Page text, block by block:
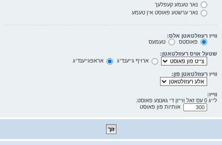
נאר טעמע קעפלעך
נאר ערשטע פאוסט אין טעמע
ווייז רעזולטאטן אלס:
פאוסטס
טעמעס
שטעל אויס רעזולטאטן:
ארויף גייענדיג
אראפגייענדיג
ווייז רעזולטאטן פון:
ווייז:
לייג 0 עס זאל ווייזן די גאנצע פאוסט.
אותיות פון פאוסט